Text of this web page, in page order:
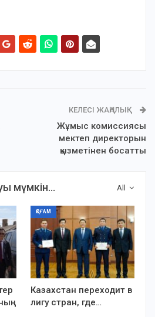
КЕЛЕСІ ЖАҢАЛЫҚ
Жұмыс комиссиясы
мектеп директорын
қызметінен босатты
All
мүмкін...
ҚОҒАМ
Казахстан переходит в
лигу стран, где…